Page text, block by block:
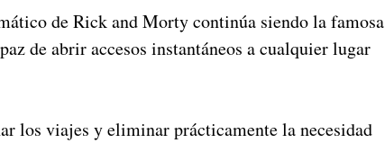
de Rick and Morty continúa siendo la famosa
de abrir accesos instantáneos a cualquier lugar
los viajes y eliminar prácticamente la necesidad